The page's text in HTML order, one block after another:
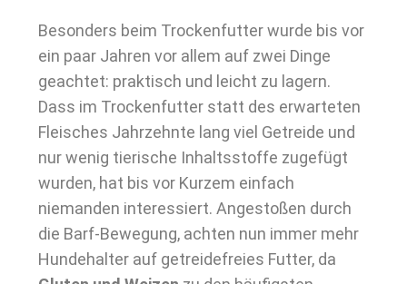
Besonders beim Trockenfutter wurde bis vor
ein paar Jahren vor allem auf zwei Dinge
geachtet: praktisch und leicht zu lagern.
Dass im Trockenfutter statt des erwarteten
Fleisches Jahrzehnte lang viel Getreide und
nur wenig tierische Inhaltsstoffe zugefügt
wurden, hat bis vor Kurzem einfach
niemanden interessiert. Angestoßen durch
die Barf-Bewegung, achten nun immer mehr
Hundehalter auf getreidefreies Futter, da